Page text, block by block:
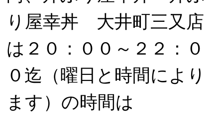
り屋幸丼 大井町三又店
は２０：００～２２：０
０迄（曜日と時間により
ます）の時間は